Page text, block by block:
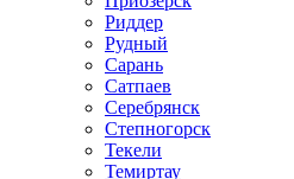
Риддер
Рудный
Сарань
Сатпаев
Серебрянск
Степногорск
Текели
Темиртау